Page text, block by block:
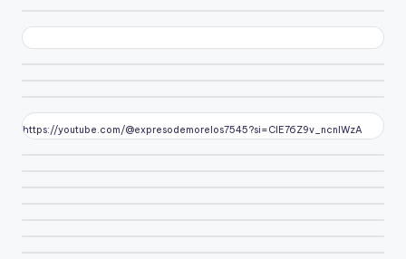
https://youtube.com/@expresodemorelos7545?si=CIE76Z9v_ncnlWzA